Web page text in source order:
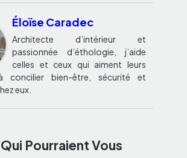
Éloïse Caradec
Architecte d’intérieur et
passionnée d’éthologie, j’aide
celles et ceux qui aiment leurs
concilier bien-être, sécurité et
eux.
Pourraient Vous